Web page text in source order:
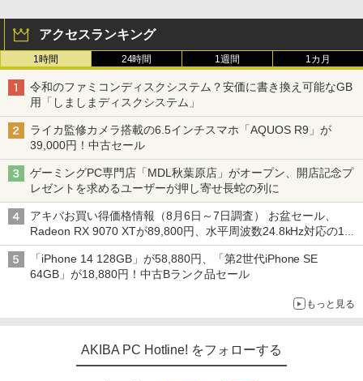
アクセスランキング
1時間 24時間 1週間 1カ月
令和のファミコンディスクシステム？安価に書き換え可能なGB
用「しましまディスクシステム」
ライカ監修カメラ搭載の6.5インチスマホ「AQUOS R9」が
39,000円！中古セール
ゲーミングPC専門店「MDL秋葉原店」がオープン、開店記念プ
レゼントを求めるユーザーが押し寄せ長蛇の列に
アキバお買い得価格情報（8月6日～7日調査） お盆セール、
Radeon RX 9070 XTが89,800円、水平周波数24.8kHz対応の17
型モニターが9,801円、暑さ指数連動セール ほか
「iPhone 14 128GB」が58,880円、「第2世代iPhone SE
64GB」が18,880円！中古Bランク品セール
もっと見る
AKIBA PC Hotline! をフォローする